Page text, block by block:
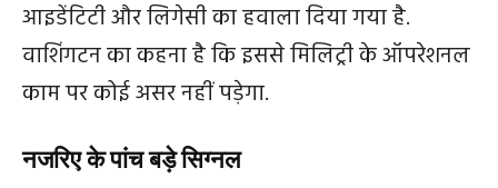
आइडेंटिटी और लिगेसी का हवाला दिया गया है.
वाशिंगटन का कहना है कि इससे मिलिट्री के ऑपरेशनल
काम पर कोई असर नहीं पड़ेगा.
नजरिए के पांच बड़े सिग्नल